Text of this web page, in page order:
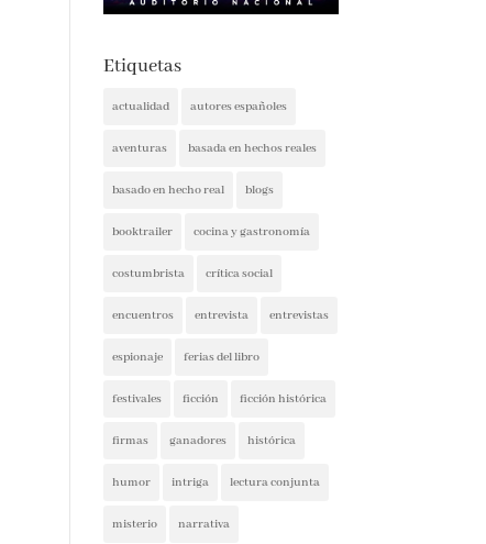
Etiquetas
actualidad autores españoles
aventuras basada en hechos reales
basado en hecho real blogs
booktrailer cocina y gastronomía
costumbrista crítica social
encuentros entrevista entrevistas
espionaje ferias del libro
festivales ficción ficción histórica
firmas ganadores histórica
humor intriga lectura conjunta
misterio narrativa